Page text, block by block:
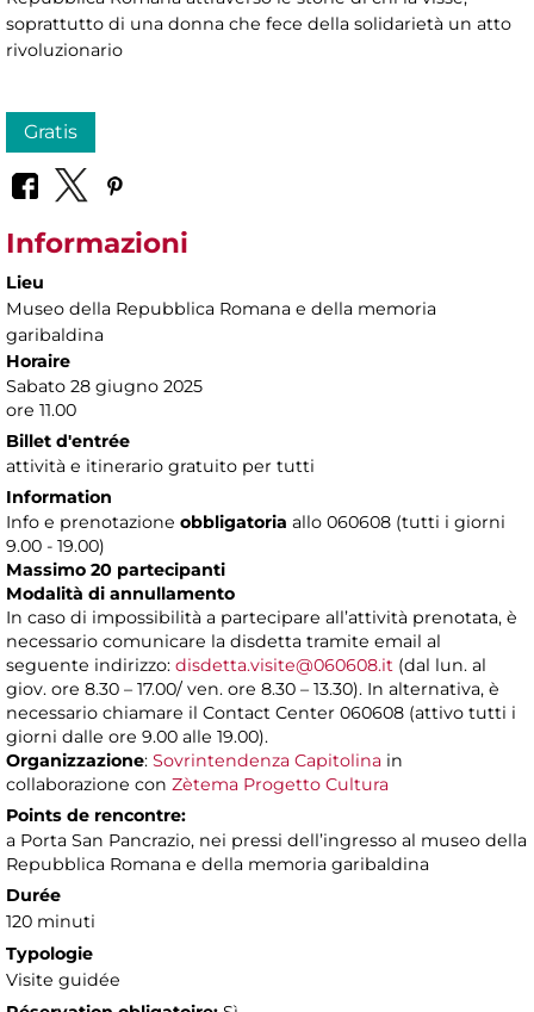
soprattutto di una donna che fece della solidarietà un atto
rivoluzionario
Gratis
Informazioni
Lieu
Museo della Repubblica Romana e della memoria
garibaldina
Horaire
Sabato 28 giugno 2025
ore 11.00
Billet d'entrée
attività e itinerario gratuito per tutti
Information
Info e prenotazione obbligatoria allo 060608 (tutti i giorni
9.00 - 19.00)
Massimo 20 partecipanti
Modalità di annullamento
In caso di impossibilità a partecipare all’attività prenotata, è
necessario comunicare la disdetta tramite email al
seguente indirizzo: disdetta.visite@060608.it (dal lun. al
giov. ore 8.30 – 17.00/ ven. ore 8.30 – 13.30). In alternativa, è
necessario chiamare il Contact Center 060608 (attivo tutti i
giorni dalle ore 9.00 alle 19.00).
Organizzazione: Sovrintendenza Capitolina in
collaborazione con Zètema Progetto Cultura
Points de rencontre:
a Porta San Pancrazio, nei pressi dell’ingresso al museo della
Repubblica Romana e della memoria garibaldina
Durée
120 minuti
Typologie
Visite guidée